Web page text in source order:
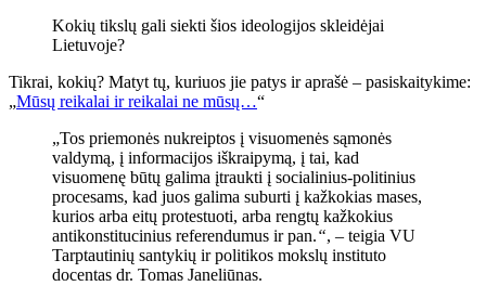
Kokių tikslų gali siekti šios ideologijos skleidėjai
Lietuvoje?
Tikrai, kokių? Matyt tų, kuriuos jie patys ir aprašė – pasiskaitykime:
„Mūsų reikalai ir reikalai ne mūsų…“
„Tos priemonės nukreiptos į visuomenės sąmonės
valdymą, į informacijos iškraipymą, į tai, kad
visuomenę būtų galima įtraukti į socialinius-politinius
procesams, kad juos galima suburti į kažkokias mases,
kurios arba eitų protestuoti, arba rengtų kažkokius
antikonstitucinius referendumus ir pan.“, – teigia VU
Tarptautinių santykių ir politikos mokslų instituto
docentas dr. Tomas Janeliūnas.